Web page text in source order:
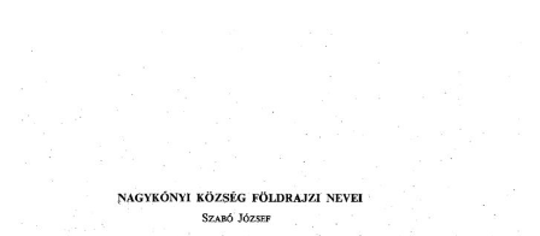
INTÉZMÉNYEK
INFORMÁCIÓK
GALÉRIA
KAPCSOLAT